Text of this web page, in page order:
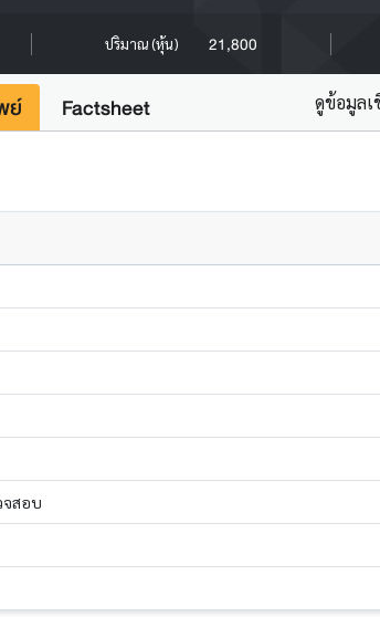
ปริมาณ (หุ้น) 21,800
ย์ Factsheet ดูข้อมูลเ
จสอบ